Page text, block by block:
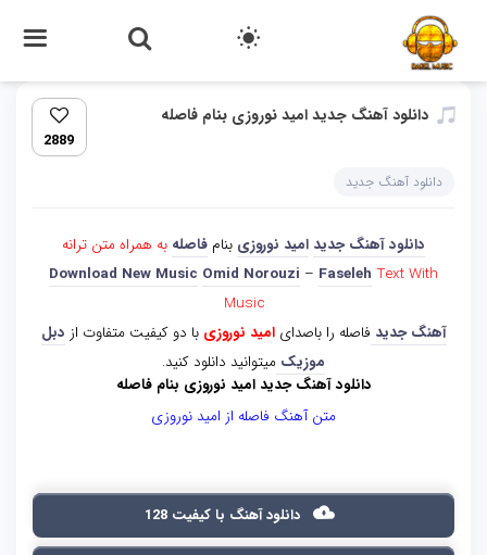
دانلود آهنگ جدید امید نوروزی بنام فاصله
2889
دانلود آهنگ جدید
دانلود آهنگ جدید امید نوروزی بنام فاصله به همراه متن ترانه
Download New Music Omid Norouzi – Faseleh Text With
Music
آهنگ جدید فاصله را باصدایامید نوروزی با دو کیفیت متفاوت از دبل
موزیک میتوانید دانلود کنید.
دانلود آهنگ جدید امید نوروزی بنام فاصله
متن آهنگ فاصله از امید نوروزی
دانلود آهنگ با کیفیت 128